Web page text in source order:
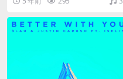
84M）